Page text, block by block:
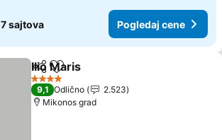
7 sajtova Pogledaj cene
Deli Dodati u favorite
Ilio Maris
4 Zvezdice
9,1 Odlično
2.523
Mikonos grad